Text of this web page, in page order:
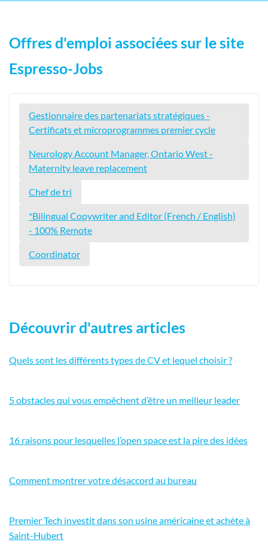
Offres d'emploi associées sur le site
Espresso-Jobs
Gestionnaire des partenariats stratégiques -
Certificats et microprogrammes premier cycle
Neurology Account Manager, Ontario West -
Maternity leave replacement
Chef de tri
*Bilingual Copywriter and Editor (French / English)
- 100% Remote
Coordinator
Découvrir d'autres articles
Quels sont les différents types de CV et lequel choisir ?
5 obstacles qui vous empêchent d’être un meilleur leader
16 raisons pour lesquelles l’open space est la pire des idées
Comment montrer votre désaccord au bureau
Premier Tech investit dans son usine américaine et achète à
Saint-Hubert